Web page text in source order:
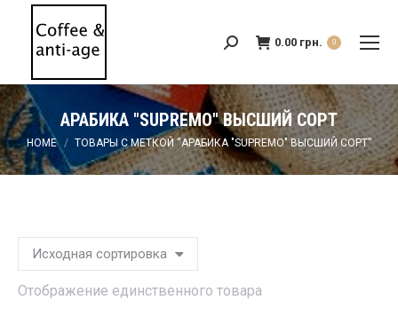
Search: 0.00 грн. 0
АРАБИКА "SUPREMO" ВЫСШИЙ СОРТ
You are here:
HOME ТОВАРЫ С МЕТКОЙ “АРАБИКА "SUPREMO" ВЫСШИЙ СОРТ”
Отображение единственного товара